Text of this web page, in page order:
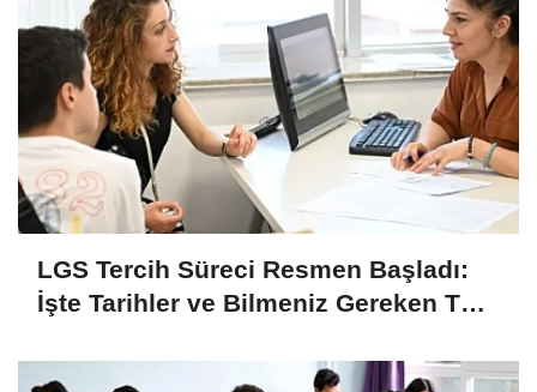
LGS Tercih Süreci Resmen Başladı:
İşte Tarihler ve Bilmeniz Gereken Tüm